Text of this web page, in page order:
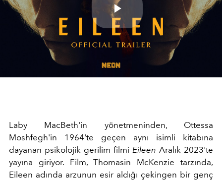
Play
Video
Laby MacBeth'in yönetmeninden, Ottessa
Moshfegh'in 1964'te geçen aynı isimli kitabına
dayanan psikolojik gerilim filmi Eileen Aralık 2023'te
yayına giriyor. Film, Thomasin McKenzie tarzında,
Eileen adında arzunun esir aldığı çekingen bir genç